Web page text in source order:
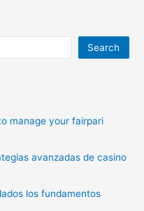
Search
manage your fairpari
avanzadas de casino
los fundamentos